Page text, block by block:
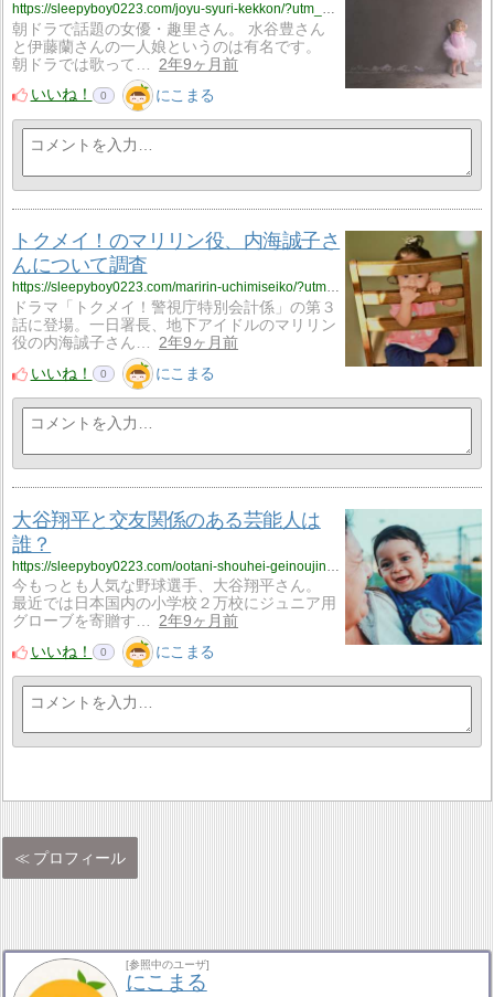
https://sleepyboy0223.com/joyu-syuri-kekkon/?utm_source=rss&utm_medium=rss&utm_campaign=joyu-syuri-kekkon
朝ドラで話題の女優・趣里さん。 水谷豊さん
と伊藤蘭さんの一人娘というのは有名です。
朝ドラでは歌って…
2年9ヶ月前
いいね！
0 にこまる
トクメイ！のマリリン役、内海誠子さ
んについて調査
https://sleepyboy0223.com/maririn-uchimiseiko/?utm_source=rss&utm_medium=rss&utm_campaign=maririn-uchimiseiko
ドラマ「トクメイ！警視庁特別会計係」の第３
話に登場。一日署長、地下アイドルのマリリン
役の内海誠子さん…
2年9ヶ月前
いいね！
0 にこまる
大谷翔平と交友関係のある芸能人は
誰？
今もっとも人気な野球選手、大谷翔平さん。
最近では日本国内の小学校２万校にジュニア用
グローブを寄贈す…
2年9ヶ月前
いいね！
0 にこまる
プロフィール
[参照中のユーザ]
にこまる